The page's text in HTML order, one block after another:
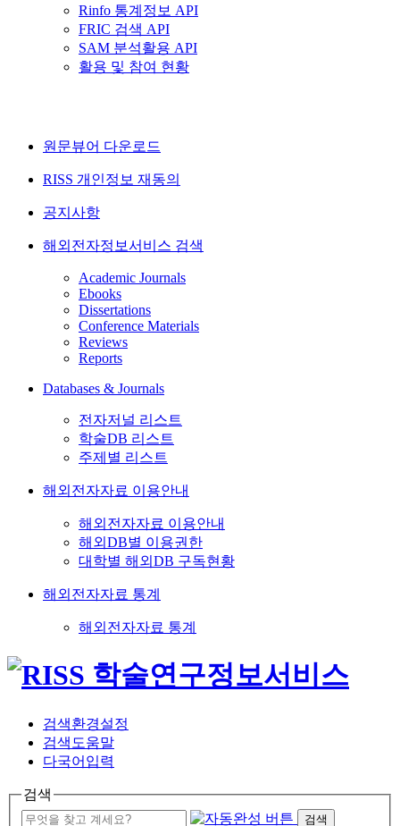
Rinfo 통계정보 API
FRIC 검색 API
SAM 분석활용 API
활용 및 참여 현황
원문뷰어 다운로드
RISS 개인정보 재동의
공지사항
해외전자정보서비스 검색
Academic Journals
Ebooks
Dissertations
Conference Materials
Reviews
Reports
Databases & Journals
전자저널 리스트
학술DB 리스트
주제별 리스트
해외전자자료 이용안내
해외전자자료 이용안내
해외DB별 이용권한
대학별 해외DB 구독현황
해외전자자료 통계
해외전자자료 통계
검색환경설정
검색도움말
다국어입력
검색
검색